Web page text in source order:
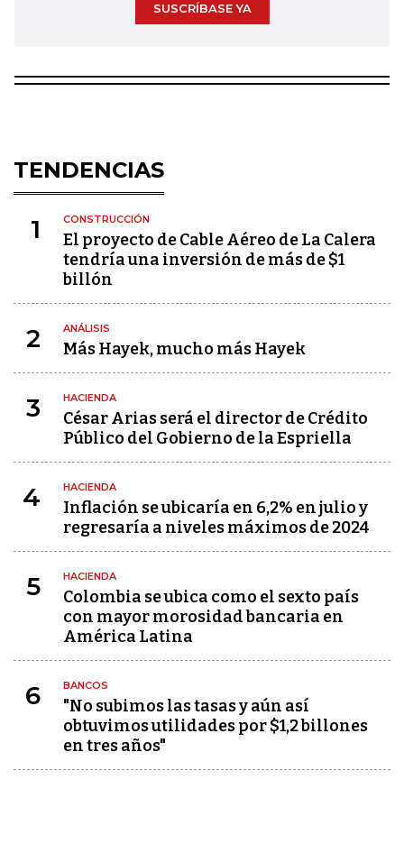
SUSCRÍBASE YA
TENDENCIAS
1 CONSTRUCCIÓN
El proyecto de Cable Aéreo de La Calera
tendría una inversión de más de $1
billón
2 ANÁLISIS
Más Hayek, mucho más Hayek
3 HACIENDA
César Arias será el director de Crédito
Público del Gobierno de la Espriella
4 HACIENDA
Inflación se ubicaría en 6,2% en julio y
regresaría a niveles máximos de 2024
5 HACIENDA
Colombia se ubica como el sexto país
con mayor morosidad bancaria en
América Latina
6 BANCOS
"No subimos las tasas y aún así
obtuvimos utilidades por $1,2 billones
en tres años"